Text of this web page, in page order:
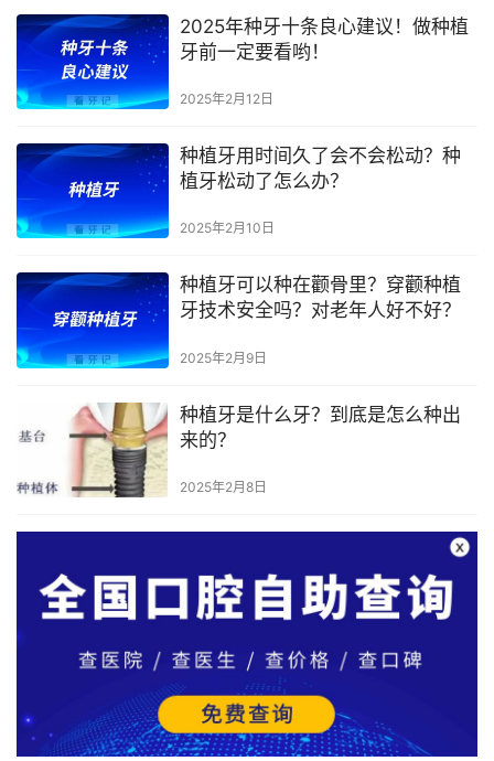
2025年种牙十条良心建议！做种植
牙前一定要看哟！
2025年2月12日
种植牙用时间久了会不会松动？种
植牙松动了怎么办？
2025年2月10日
种植牙可以种在颧骨里？穿颧种植
牙技术安全吗？对老年人好不好？
2025年2月9日
种植牙是什么牙？到底是怎么种出
来的？
2025年2月8日